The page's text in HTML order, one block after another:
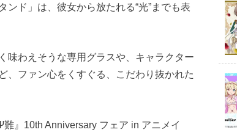
ド」は、彼女から放たれる“光”までも表
味わえそうな専用グラスや、キャラクター
、ファン心をくすぐる、こだわり抜かれた
』10th Anniversary フェア in アニメイ